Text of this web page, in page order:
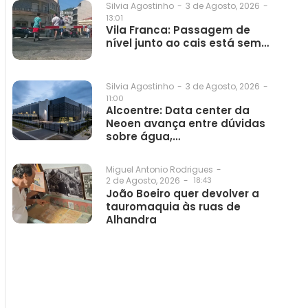
Silvia Agostinho - 3 de Agosto, 2026 -
13:01
Vila Franca: Passagem de
nível junto ao cais está sem…
Silvia Agostinho - 3 de Agosto, 2026 -
11:00
Alcoentre: Data center da
Neoen avança entre dúvidas
sobre água,…
Miguel Antonio Rodrigues -
2 de Agosto, 2026 - 18:43
João Boeiro quer devolver a
tauromaquia às ruas de
Alhandra